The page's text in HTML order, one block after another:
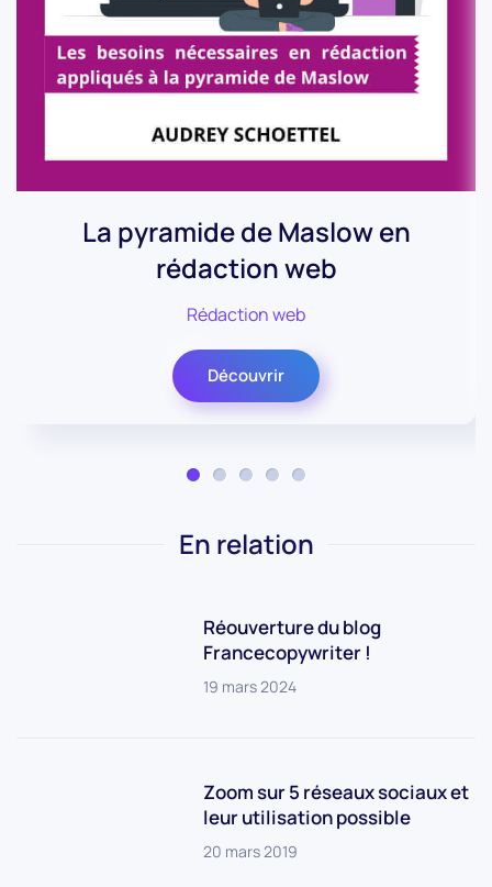
La pyramide de Maslow en
rédaction web
Rédaction web
Découvrir
En relation
Réouverture du blog
Francecopywriter !
19 mars 2024
Zoom sur 5 réseaux sociaux et
leur utilisation possible
20 mars 2019